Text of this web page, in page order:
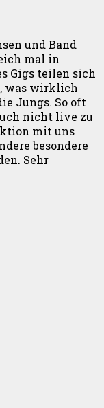
und Band
mal in
Gigs teilen sich
was wirklich
Jungs. So oft
nicht live zu
mit uns
besondere
Sehr